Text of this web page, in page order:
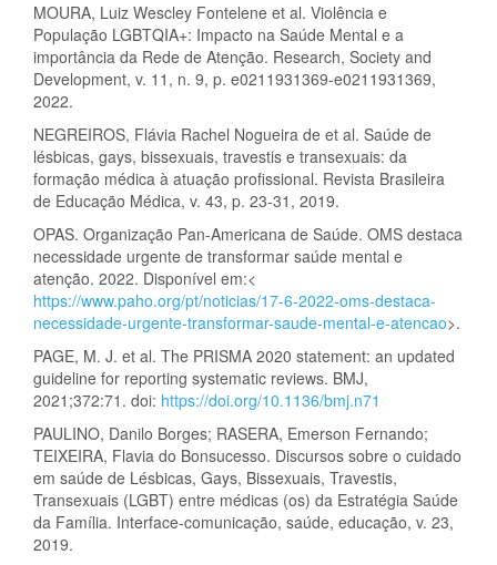
MOURA, Luiz Wescley Fontelene et al. Violência e
População LGBTQIA+: Impacto na Saúde Mental e a
importância da Rede de Atenção. Research, Society and
Development, v. 11, n. 9, p. e0211931369-e0211931369,
2022.
NEGREIROS, Flávia Rachel Nogueira de et al. Saúde de
lésbicas, gays, bissexuais, travestis e transexuais: da
formação médica à atuação profissional. Revista Brasileira
de Educação Médica, v. 43, p. 23-31, 2019.
OPAS. Organização Pan-Americana de Saúde. OMS destaca
necessidade urgente de transformar saúde mental e
atenção. 2022. Disponível em:<
https://www.paho.org/pt/noticias/17-6-2022-oms-destaca-
necessidade-urgente-transformar-saude-mental-e-atencao>.
PAGE, M. J. et al. The PRISMA 2020 statement: an updated
guideline for reporting systematic reviews. BMJ,
2021;372:71. doi: https://doi.org/10.1136/bmj.n71
PAULINO, Danilo Borges; RASERA, Emerson Fernando;
TEIXEIRA, Flavia do Bonsucesso. Discursos sobre o cuidado
em saúde de Lésbicas, Gays, Bissexuais, Travestis,
Transexuais (LGBT) entre médicas (os) da Estratégia Saúde
da Família. Interface-comunicação, saúde, educação, v. 23,
2019.